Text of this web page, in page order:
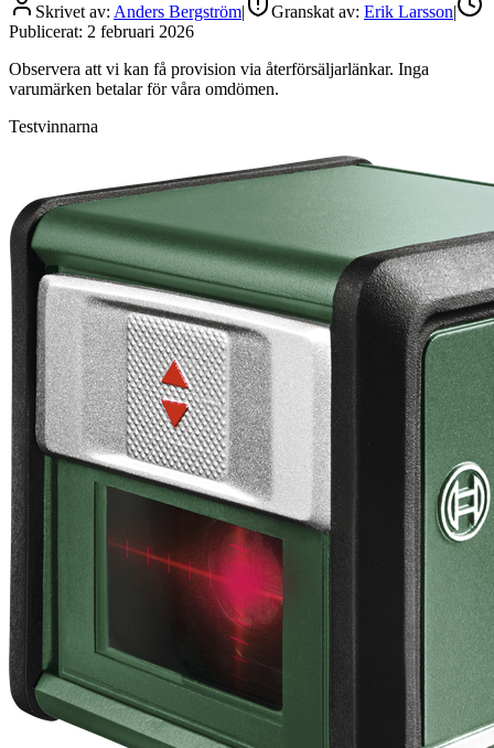
Skrivet av: Anders Bergström| Granskat av: Erik Larsson|
Publicerat: 2 februari 2026
Observera att vi kan få provision via återförsäljarlänkar. Inga
varumärken betalar för våra omdömen.
Testvinnarna